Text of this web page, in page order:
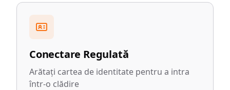
Conectare Regulată
Arătați cartea de identitate pentru a intra
într-o clădire